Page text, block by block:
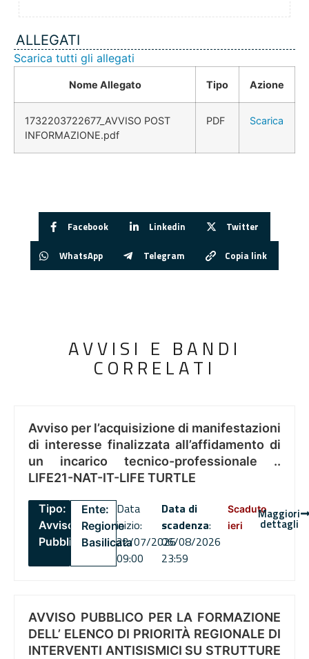
ALLEGATI
Scarica tutti gli allegati
Nome Allegato Tipo Azione
1732203722677_AVVISO POST
INFORMAZIONE.pdf
PDF Scarica
Facebook Linkedin Twitter
WhatsApp Telegram Copia link
AVVISI E BANDI
CORRELATI
Avviso per l’acquisizione di manifestazioni
di interesse finalizzata all’affidamento di
un incarico tecnico-professionale ..
LIFE21-NAT-IT-LIFE TURTLE
Tipo:
Avviso
Pubblico
Ente:
Regione
Basilicata
Data
inizio:
22/07/2026
09:00
Data di
scadenza:
06/08/2026
23:59
Scaduto
ieri
Maggiori
dettagli
AVVISO PUBBLICO PER LA FORMAZIONE
DELL’ ELENCO DI PRIORITÀ REGIONALE DI
INTERVENTI ANTISISMICI SU STRUTTURE